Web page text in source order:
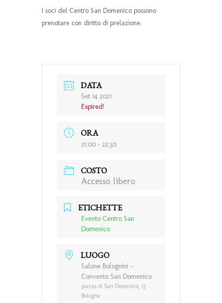
I soci del Centro San Domenico possono
prenotare con diritto di prelazione.
DATA
Set 14 2021
Expired!
ORA
21:00 - 22:30
COSTO
Accesso libero
ETICHETTE
Evento Centro San
Domenico
LUOGO
Salone Bolognini -
Convento San Domenico
piazza di San Domenico, 13
Bologna